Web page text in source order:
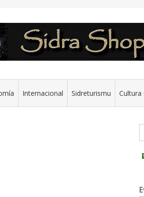
Internacional Sidreturismu Cultura